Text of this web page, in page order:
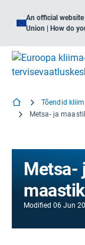
An official
Union | How do
Metsa- ja
Metsa-
Modified 06 Jun